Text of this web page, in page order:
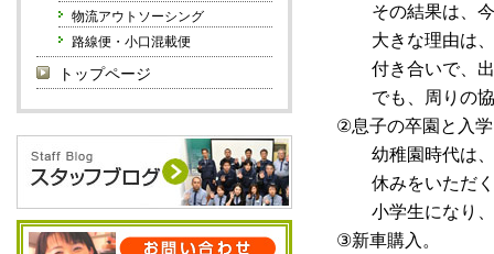
物流アウトソーシング
路線便・小口混載便
トップページ
その結果は、今
大きな理由は、
付き合いで、出
でも、周りの協
②息子の卒園と入
幼稚園時代は、
休みをいただく
小学生になり、
③新車購入。